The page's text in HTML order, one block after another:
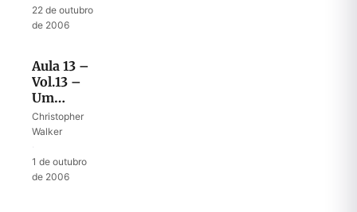
22 de outubro
de 2006
Aula 13 –
Vol.13 –
Um
desejo
especial
Christopher
Walker
1 de outubro
de 2006